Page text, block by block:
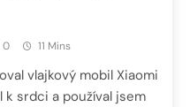
0 11 Mins
vlajkový mobil Xiaomi
srdci a používal jsem